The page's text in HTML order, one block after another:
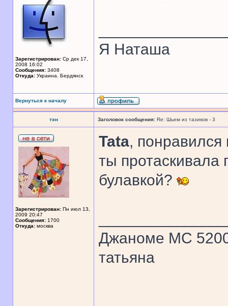
Зарегистрирован: Ср дек 17,
2008 16:02
Сообщения: 3408
Откуда: Украина. Бердянск
Я Наташа
Вернуться к началу
тэн Заголовок сообщения: Re: Шьем из тазиков - 3
Зарегистрирован: Пн июл 13,
2009 20:47
Сообщения: 1700
Откуда: москва
Tata,
ты протаскивала
булавкой?
Джаноме МС
татьяна